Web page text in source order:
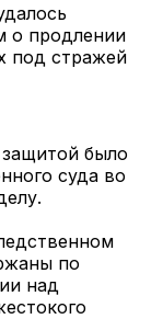
о продлении
под стражей
было
суда во
по
над